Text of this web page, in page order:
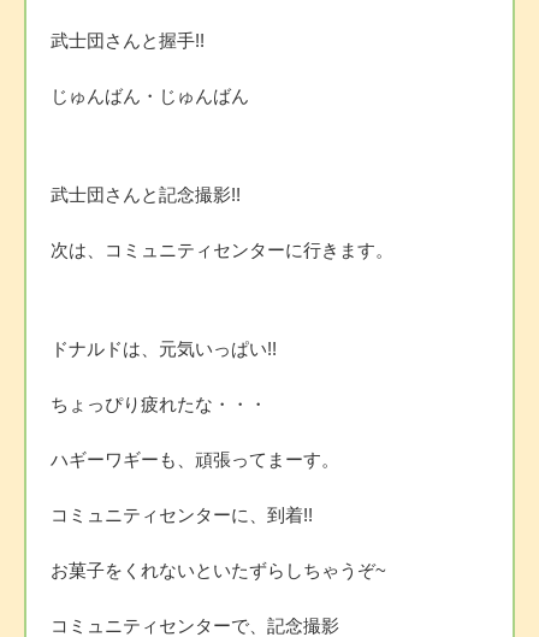
武士団さんと握手!!
じゅんばん・じゅんばん
武士団さんと記念撮影!!
次は、コミュニティセンターに行きます。
ドナルドは、元気いっぱい!!
ちょっぴり疲れたな・・・
ハギーワギーも、頑張ってまーす。
コミュニティセンターに、到着!!
お菓子をくれないといたずらしちゃうぞ~
コミュニティセンターで、記念撮影